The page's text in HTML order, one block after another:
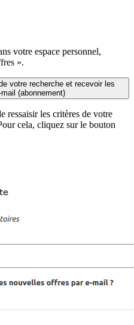
votre espace personnel,
».
votre recherche et recevoir les
(abonnement)
ressaisir les critères de votre
cela, cliquez sur le bouton